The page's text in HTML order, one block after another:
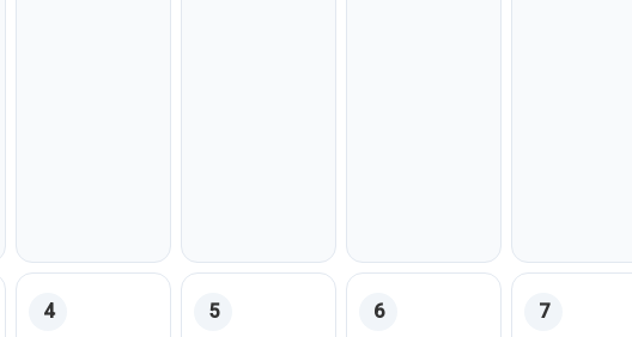
2026Dienstag, 04. August 2026
4
Mittwoch, 05. August 2026
5
Donnerstag, 06. August 2026
6
Freitag, 07.
7